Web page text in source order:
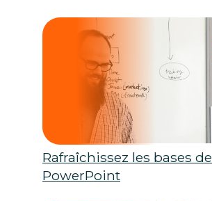
Rafraîchissez les bases de
PowerPoint